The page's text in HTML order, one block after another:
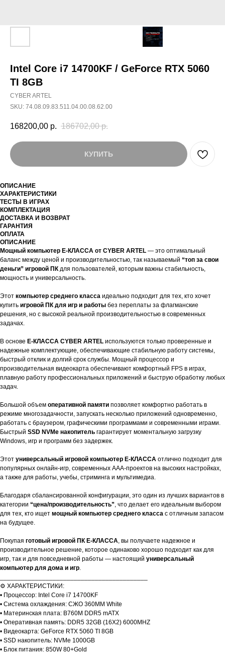
Intel Core i7 14700KF / GeForce RTX 5060
TI 8GB
CYBER ARTEL
SKU: 74.08.09.83.511.04.00.08.62.00
168200,00 р. 186702,00 р.
КУПИТЬ
ОПИСАНИЕ
ХАРАКТЕРИСТИКИ
ТЕСТЫ В ИГРАХ
КОМПЛЕКТАЦИЯ
ДОСТАВКА И ВОЗВРАТ
ГАРАНТИЯ
ОПЛАТА
ОПИСАНИЕ
Мощный компьютер E-КЛАССА от CYBER ARTEL — это оптимальный
баланс между ценой и производительностью, так называемый “топ за свои
деньги” игровой ПКдля пользователей, которым важны стабильность,
мощность и универсальность.
Этот компьютер среднего класса идеально подходит для тех, кто хочет
купить игровой ПК для игр и работы без переплаты за флагманские
решения, но с высокой реальной производительностью в современных
задачах.
В основе E-КЛАССА CYBER ARTEL используются только проверенные и
надежные комплектующие, обеспечивающие стабильную работу системы,
быстрый отклик и долгий срок службы. Мощный процессор и
производительная видеокарта обеспечивают комфортный FPS в играх,
плавную работу профессиональных приложений и быструю обработку любых
задач.
Большой объем оперативной памяти позволяет комфортно работать в
режиме многозадачности, запускать несколько приложений одновременно,
работать с браузером, графическими программами и современными играми.
Быстрый SSD NVMe накопитель гарантирует моментальную загрузку
Windows, игр и программ без задержек.
Этот универсальный игровой компьютер E-КЛАССА отлично подходит для
популярных онлайн-игр, современных AAA-проектов на высоких настройках,
а также для работы, учебы, стриминга и мультимедиа.
Благодаря сбалансированной конфигурации, это один из лучших вариантов в
категории “цена/производительность”, что делает его идеальным выбором
для тех, кто ищет мощный компьютер среднего класса с отличным запасом
на будущее.
Покупая готовый игровой ПК E-КЛАССА, вы получаете надежное и
производительное решение, которое одинаково хорошо подходит как для
игр, так и для повседневной работы — настоящий универсальный
компьютер для дома и игр.
⚙️ ХАРАКТЕРИСТИКИ:
• Процессор: Intel Core i7 14700KF
• Система охлаждения: СЖО 360MM White
• Материнская плата: B760M DDR5 mATX
• Оперативная память: DDR5 32GB (16X2) 6000MHZ
• Видеокарта: GeForce RTX 5060 TI 8GB
• SSD накопитель: NVMe 1000GB
• Блок питания: 850W 80+Gold